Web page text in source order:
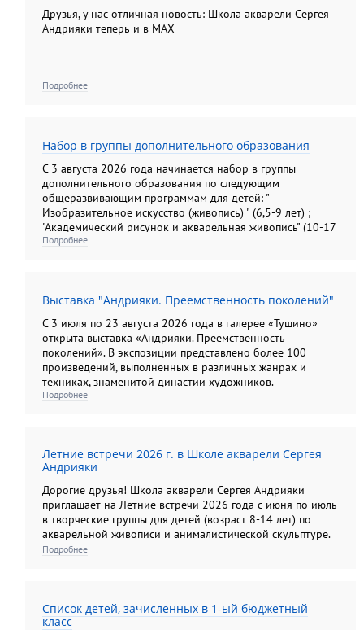
Друзья, у нас отличная новость: Школа акварели Сергея
Андрияки теперь и в MAX
Подробнее
Набор в группы дополнительного образования
С 3 августа 2026 года начинается набор в группы
дополнительного образования по следующим
общеразвивающим программам для детей: "
Изобразительное искусство (живопись) " (6,5-9 лет) ;
"Академический рисунок и акварельная живопись" (10-17
лет); "Изобразительное искусство (рисунок, живопись,
живопись"; " Колористический натюрморт";
изображения на бумаге"; "Композиционный портрет"
Подробнее
Выставка "Андрияки. Преемственность поколений"
С 3 июля по 23 августа 2026 года в галерее «Тушино»
открыта выставка «Андрияки. Преемственность
поколений». В экспозиции представлено более 100
произведений, выполненных в различных жанрах и
техниках, знаменитой династии художников.
Подробнее
Летние встречи 2026 г. в Школе акварели Сергея
Андрияки
Дорогие друзья! Школа акварели Сергея Андрияки
приглашает на Летние встречи 2026 года с июня по июль
в творческие группы для детей (возраст 8-14 лет) по
акварельной живописи и анималистической скульптуре.
Подробнее
Список детей, зачисленных в 1-ый бюджетный
класс